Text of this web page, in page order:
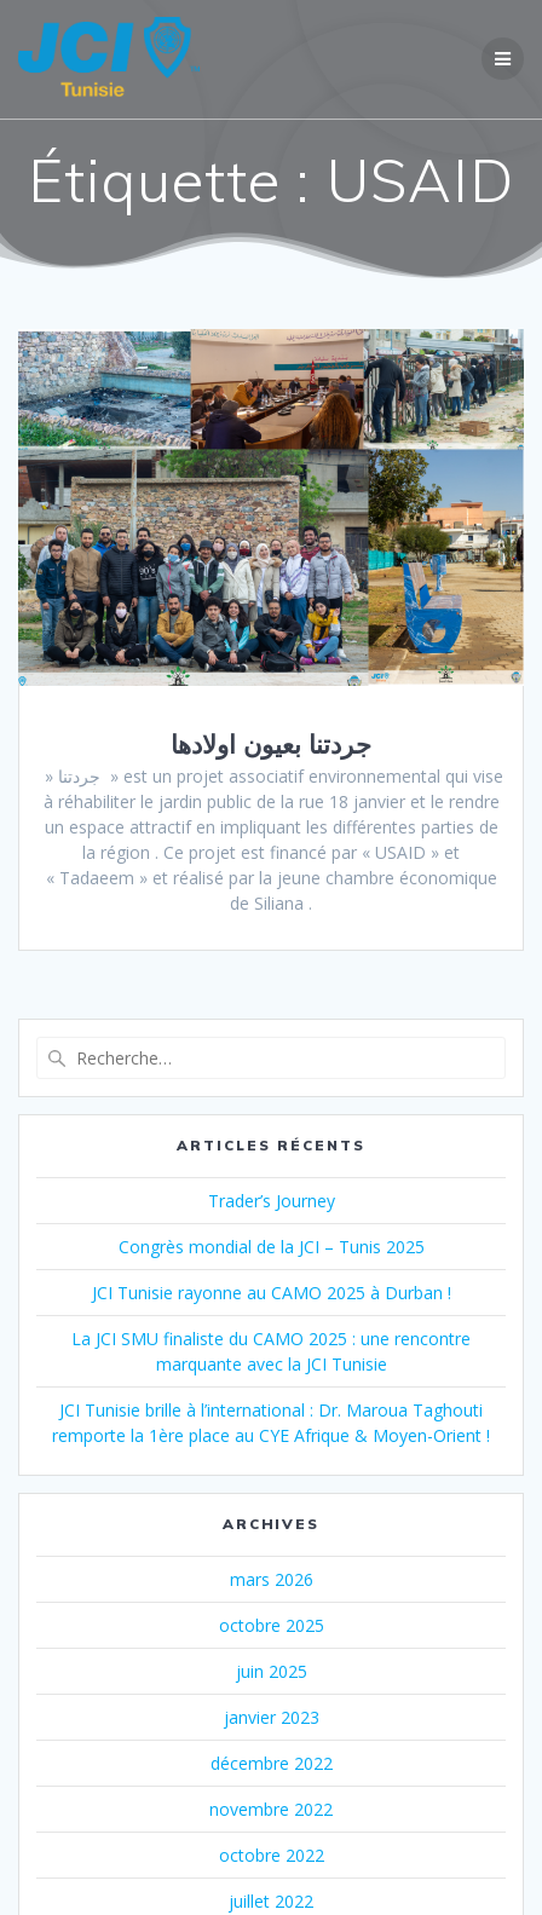
Étiquette : USAID
جردتنا بعيون اولادها
» جردتنا » est un projet associatif environnemental qui vise
à réhabiliter le jardin public de la rue 18 janvier et le rendre
un espace attractif en impliquant les différentes parties de
la région . Ce projet est financé par « USAID » et
« Tadaeem » et réalisé par la jeune chambre économique
de Siliana .
ARTICLES RÉCENTS
Trader’s Journey
Congrès mondial de la JCI – Tunis 2025
JCI Tunisie rayonne au CAMO 2025 à Durban !
La JCI SMU finaliste du CAMO 2025 : une rencontre
marquante avec la JCI Tunisie
JCI Tunisie brille à l’international : Dr. Maroua Taghouti
remporte la 1ère place au CYE Afrique & Moyen-Orient !
ARCHIVES
mars 2026
octobre 2025
juin 2025
janvier 2023
décembre 2022
novembre 2022
octobre 2022
juillet 2022